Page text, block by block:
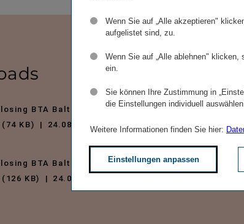
BTA Baltic
(74 KB)
24.08.2016
BTA Baltic Cz
(126 KB)
24.08.2016
Wenn Sie auf „Alle akzeptieren"
aufgelistet sind, zu.
Wenn Sie auf „Alle ablehnen"
ein.
Sie können Ihre Zustimmung in
die Einstellungen individuell
Weitere Informationen finden Sie hier:
Einstellungen anpassen